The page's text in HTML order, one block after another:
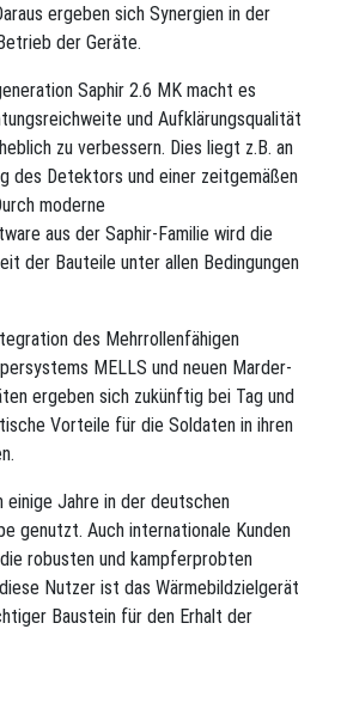
ergeben sich Synergien in der
der Geräte.
Saphir 2.6 MK macht es
und Aufklärungsqualität
zu verbessern. Dies liegt z.B. an
des Detektors und einer zeitgemäßen
moderne
aus der Saphir-Familie wird die
der Bauteile unter allen Bedingungen
des Mehrrollenfähigen
MELLS und neuen Marder-
ergeben sich zukünftig bei Tag und
Vorteile für die Soldaten in ihren
einige Jahre in der deutschen
genutzt. Auch internationale Kunden
robusten und kampferprobten
Nutzer ist das Wärmebildzielgerät
Baustein für den Erhalt der